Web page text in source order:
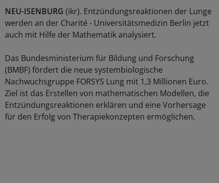
NEU-ISENBURG (ikr). Entzündungsreaktionen der Lunge
werden an der Charité - Universitätsmedizin Berlin jetzt
auch mit Hilfe der Mathematik analysiert.
Das Bundesministerium für Bildung und Forschung
(BMBF) fördert die neue systembiologische
Nachwuchsgruppe FORSYS Lung mit 1,3 Millionen Euro.
Ziel ist das Erstellen von mathematischen Modellen, die
Entzündungsreaktionen erklären und eine Vorhersage
für den Erfolg von Therapiekonzepten ermöglichen.